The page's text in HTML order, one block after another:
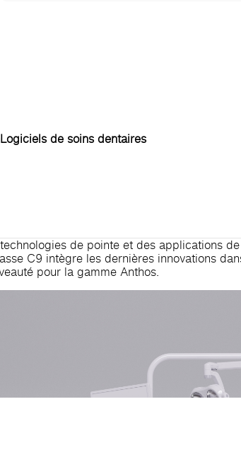
Logiciels de soins dentaires
de pointe et des applications
C9 intègre les dernières innovations
pour la gamme Anthos.